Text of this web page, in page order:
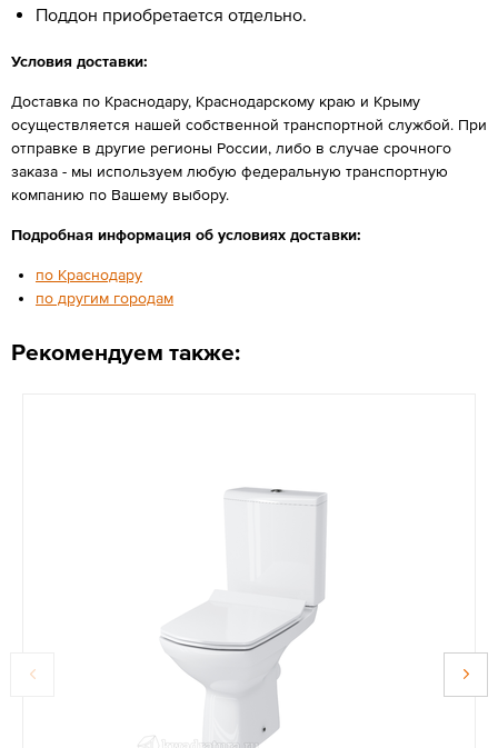
Поддон приобретается отдельно.
Условия доставки:
Доставка по Краснодару, Краснодарскому краю и Крыму
осуществляется нашей собственной транспортной службой. При
отправке в другие регионы России, либо в случае срочного
заказа - мы используем любую федеральную транспортную
компанию по Вашему выбору.
Подробная информация об условиях доставки:
по Краснодару
по другим городам
Рекомендуем также: